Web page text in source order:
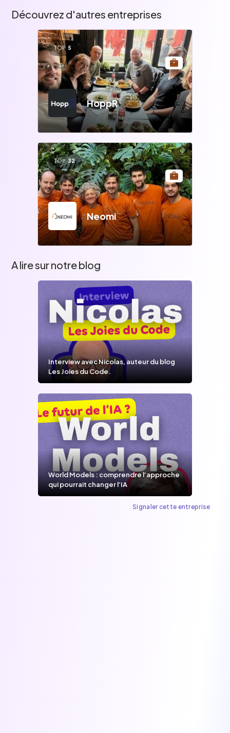
Découvrez d'autres entreprises
TOP 5
HoppR
TOP 32
Neomi
A lire sur notre blog
Interview avec Nicolas, auteur du blog
Les Joies du Code.
World Models : comprendre l’approche
qui pourrait changer l’IA
Signaler cette entreprise